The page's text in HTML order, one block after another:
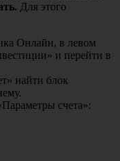
Для этого
Онлайн, в левом
и перейти в
найти блок
счета»: